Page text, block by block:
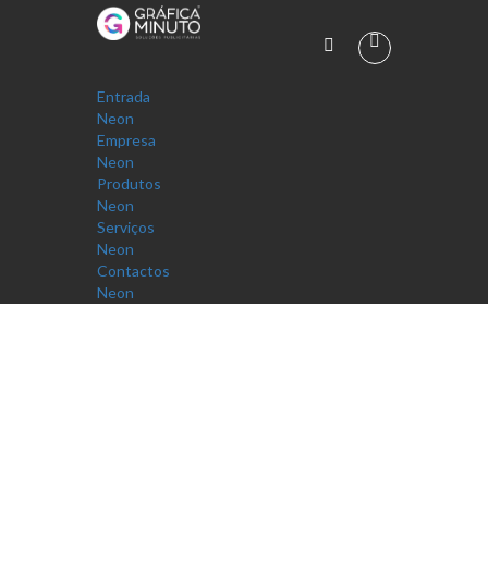
Entrada
Neon
Empresa
Neon
Produtos
Neon
Serviços
Neon
Contactos
Neon